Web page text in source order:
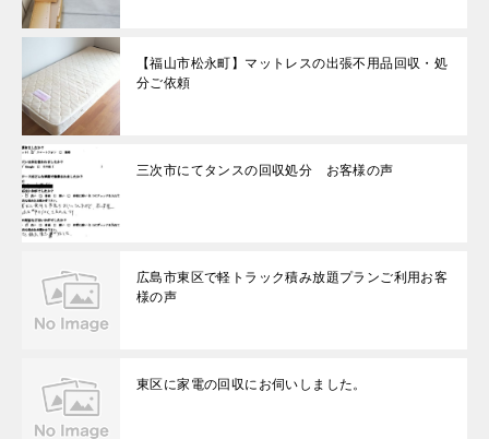
【福山市松永町】マットレスの出張不用品回収・処
分ご依頼
三次市にてタンスの回収処分 お客様の声
広島市東区で軽トラック積み放題プランご利用お客
様の声
東区に家電の回収にお伺いしました。